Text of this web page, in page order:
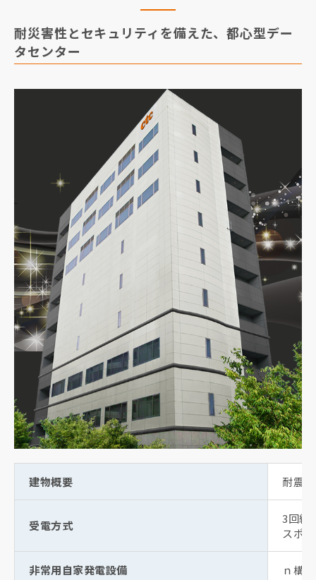
耐災害性とセキュリティを備えた、都心型デー
タセンター
建物概要 耐震
受電方式
3回線
スポ
非常用自家発電設備 ｎ構成